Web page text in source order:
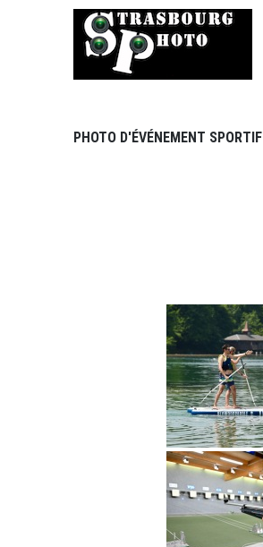
PHOTO D'ÉVÉNEMENT SPORTIF